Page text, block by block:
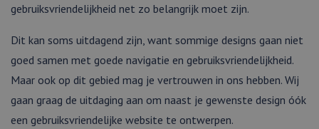
gebruiksvriendelijkheid net zo belangrijk moet zijn.
Dit kan soms uitdagend zijn, want sommige designs gaan niet
goed samen met goede navigatie en gebruiksvriendelijkheid.
Maar ook op dit gebied mag je vertrouwen in ons hebben. Wij
gaan graag de uitdaging aan om naast je gewenste design óók
een gebruiksvriendelijke website te ontwerpen.